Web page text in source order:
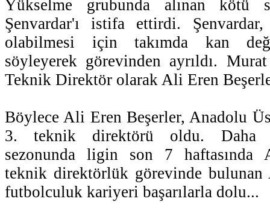
Yükselme grubunda alınan kötü
Şenvardar'ı istifa ettirdi. Şenvardar,
olabilmesi için takımda kan
söyleyerek görevinden ayrıldı.
Teknik Direktör olarak Ali Eren
Böylece Ali Eren Beşerler, Anadolu
3. teknik direktörü oldu. Daha
sezonunda ligin son 7 haftasında
teknik direktörlük görevinde
futbolculuk kariyeri başarılarla dolu...